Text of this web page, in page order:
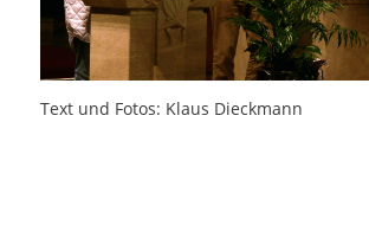
Text und Fotos: Klaus Dieckmann